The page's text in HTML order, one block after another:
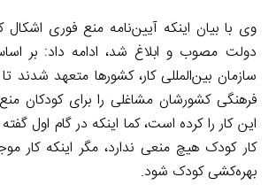
وی با بیان اینکه آیین‌نامه منع فوری
سازمان بین‌المللی کار، کشورها متعهد شدند
فرهنگی کشورشان مشاغلی را برای کودکان
این کار را کرده است، کما اینکه در گام اول
کار کودک هیچ منعی ندارد، مگر اینکه کار
بهره‌کشی کودک شود.